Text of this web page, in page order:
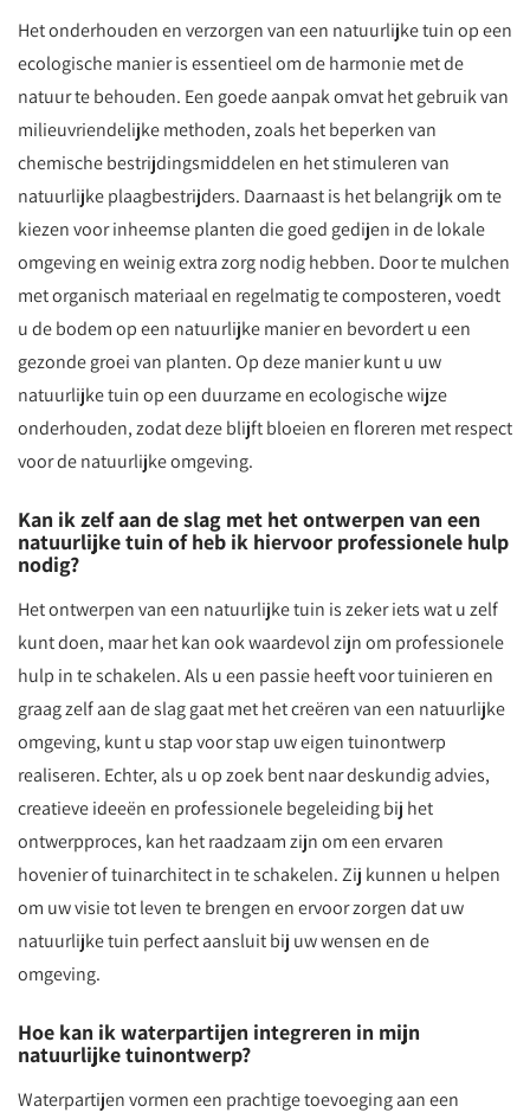
Het onderhouden en verzorgen van een natuurlijke tuin op een
ecologische manier is essentieel om de harmonie met de
natuur te behouden. Een goede aanpak omvat het gebruik van
milieuvriendelijke methoden, zoals het beperken van
chemische bestrijdingsmiddelen en het stimuleren van
natuurlijke plaagbestrijders. Daarnaast is het belangrijk om te
kiezen voor inheemse planten die goed gedijen in de lokale
omgeving en weinig extra zorg nodig hebben. Door te mulchen
met organisch materiaal en regelmatig te composteren, voedt
u de bodem op een natuurlijke manier en bevordert u een
gezonde groei van planten. Op deze manier kunt u uw
natuurlijke tuin op een duurzame en ecologische wijze
onderhouden, zodat deze blijft bloeien en floreren met respect
voor de natuurlijke omgeving.
Kan ik zelf aan de slag met het ontwerpen van een
natuurlijke tuin of heb ik hiervoor professionele hulp
nodig?
Het ontwerpen van een natuurlijke tuin is zeker iets wat u zelf
kunt doen, maar het kan ook waardevol zijn om professionele
hulp in te schakelen. Als u een passie heeft voor tuinieren en
graag zelf aan de slag gaat met het creëren van een natuurlijke
omgeving, kunt u stap voor stap uw eigen tuinontwerp
realiseren. Echter, als u op zoek bent naar deskundig advies,
creatieve ideeën en professionele begeleiding bij het
ontwerpproces, kan het raadzaam zijn om een ervaren
hovenier of tuinarchitect in te schakelen. Zij kunnen u helpen
om uw visie tot leven te brengen en ervoor zorgen dat uw
natuurlijke tuin perfect aansluit bij uw wensen en de
omgeving.
Hoe kan ik waterpartijen integreren in mijn
natuurlijke tuinontwerp?
Waterpartijen vormen een prachtige toevoeging aan een